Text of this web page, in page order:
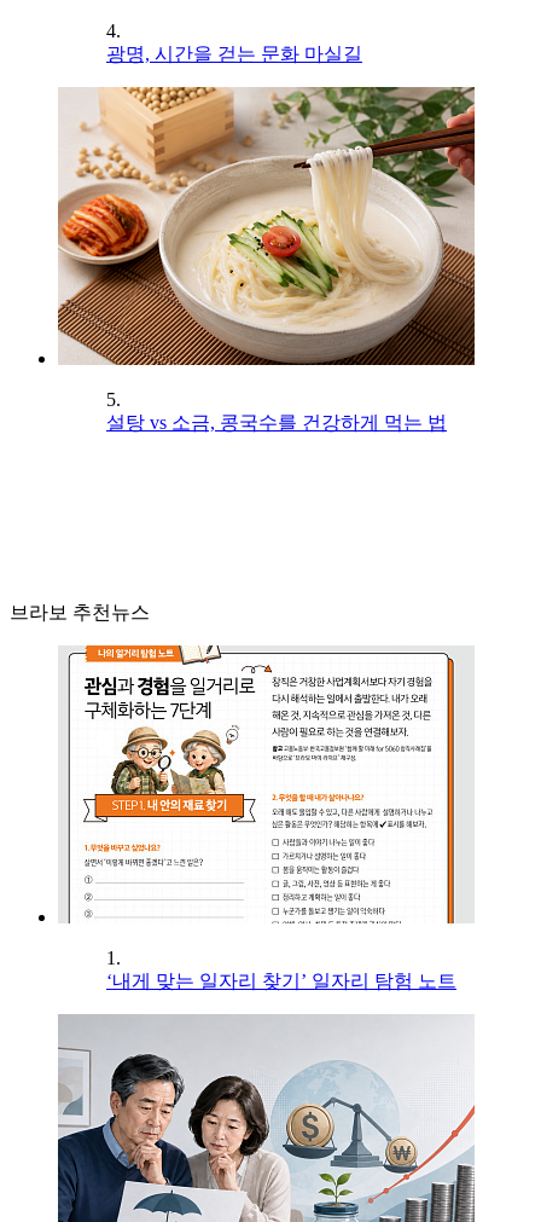
4.
광명, 시간을 걷는 문화 마실길
5.
설탕 vs 소금, 콩국수를 건강하게 먹는 법
브라보 추천뉴스
1.
‘내게 맞는 일자리 찾기’ 일자리 탐험 노트